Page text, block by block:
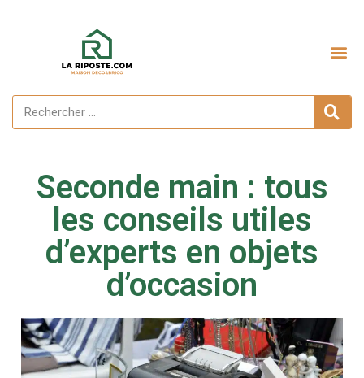
Seconde main : tous
les conseils utiles
d’experts en objets
d’occasion